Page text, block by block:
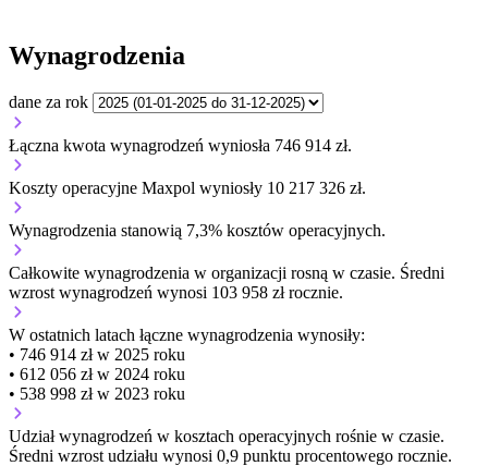
Wynagrodzenia
dane za rok
Łączna kwota wynagrodzeń wyniosła 746 914 zł.
Koszty operacyjne Maxpol wyniosły 10 217 326 zł.
Wynagrodzenia stanowią 7,3% kosztów operacyjnych.
Całkowite wynagrodzenia w organizacji rosną w czasie. Średni
wzrost wynagrodzeń wynosi 103 958 zł rocznie.
W ostatnich latach łączne wynagrodzenia wynosiły:
• 746 914 zł w 2025 roku
• 612 056 zł w 2024 roku
• 538 998 zł w 2023 roku
Udział wynagrodzeń w kosztach operacyjnych rośnie w czasie.
Średni wzrost udziału wynosi 0,9 punktu procentowego rocznie.